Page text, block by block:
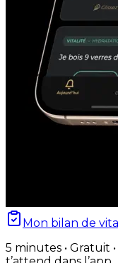
Mon bilan de
5 minutes • Gratuit